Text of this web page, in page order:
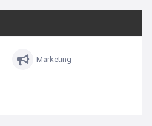
Marketing